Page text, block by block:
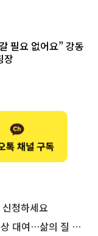
필요 없어요” 강동
장
청하세요
…삶의 질 높인다